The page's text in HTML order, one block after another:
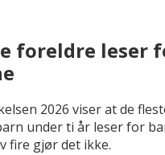
foreldre leser
2026 viser at de
under ti år leser for
fire gjør det ikke.